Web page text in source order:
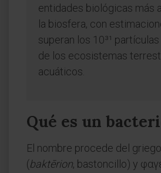
entidades biológicas más
la biosfera, con
superan los 10³¹
de los ecosistemas
acuáticos.
Qué es un
El nombre procede del
(baktērion, bastoncillo) y